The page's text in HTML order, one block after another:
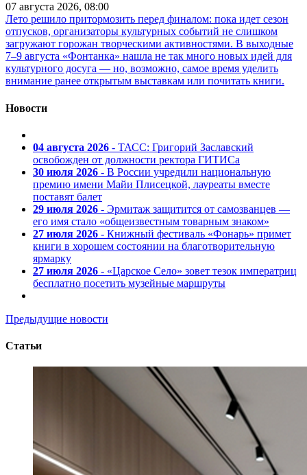
07 августа 2026, 08:00
Лето решило притормозить перед финалом: пока идет сезон
отпусков, организаторы культурных событий не слишком
загружают горожан творческими активностями. В выходные
7–9 августа «Фонтанка» нашла не так много новых идей для
культурного досуга — но, возможно, самое время уделить
внимание ранее открытым выставкам или почитать книги.
Новости
04 августа 2026 - ТАСС: Григорий Заславский
освобожден от должности ректора ГИТИСа
30 июля 2026 - В России учредили национальную
премию имени Майи Плисецкой, лауреаты вместе
поставят балет
29 июля 2026 - Эрмитаж защитится от самозванцев —
его имя стало «общеизвестным товарным знаком»
27 июля 2026 - Книжный фестиваль «Фонарь» примет
книги в хорошем состоянии на благотворительную
ярмарку
27 июля 2026 - «Царское Село» зовет тезок императриц
бесплатно посетить музейные маршруты
Предыдущие новости
Статьи